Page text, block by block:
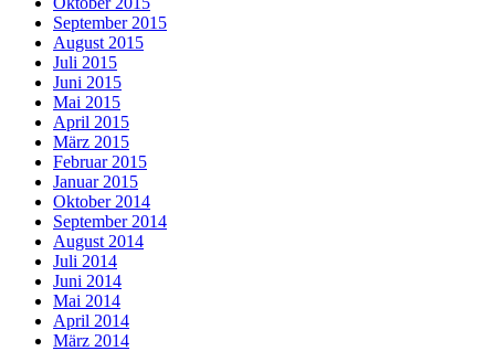
September 2015
August 2015
Juli 2015
Juni 2015
Mai 2015
April 2015
März 2015
Februar 2015
Januar 2015
Oktober 2014
September 2014
August 2014
Juli 2014
Juni 2014
Mai 2014
April 2014
März 2014